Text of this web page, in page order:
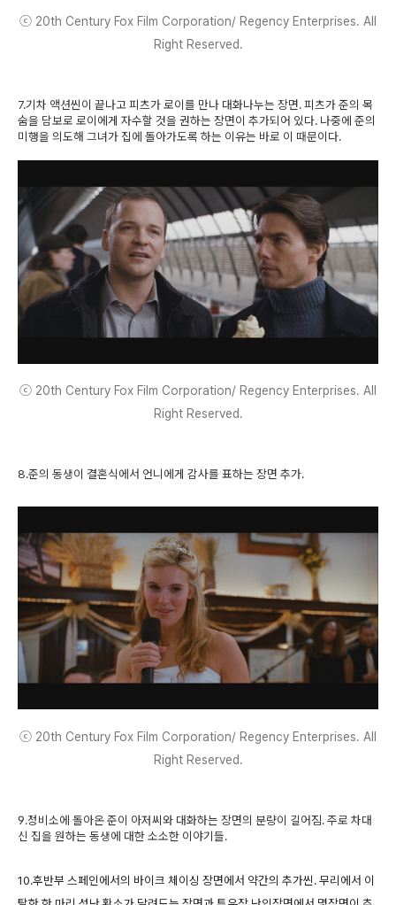
ⓒ 20th Century Fox Film Corporation/ Regency Enterprises. All
Right Reserved.
7.기차 액션씬이 끝나고 피츠가 로이를 만나 대화나누는 장면. 피츠가 준의 목
숨을 담보로 로이에게 자수할 것을 권하는 장면이 추가되어 있다. 나중에 준의
미행을 의도해 그녀가 집에 돌아가도록 하는 이유는 바로 이 때문이다.
ⓒ 20th Century Fox Film Corporation/ Regency Enterprises. All
Right Reserved.
8.준의 동생이 결혼식에서 언니에게 감사를 표하는 장면 추가.
ⓒ 20th Century Fox Film Corporation/ Regency Enterprises. All
Right Reserved.
9.정비소에 돌아온 준이 아저씨와 대화하는 장면의 분량이 길어짐. 주로 차대
신 집을 원하는 동생에 대한 소소한 이야기들.
10.후반부 스페인에서의 바이크 체이싱 장면에서 약간의 추가씬. 무리에서 이